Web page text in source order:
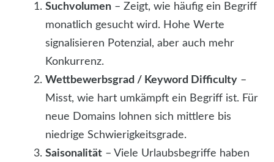
Suchvolumen – Zeigt, wie häufig ein Begriff
monatlich gesucht wird. Hohe Werte
signalisieren Potenzial, aber auch mehr
Konkurrenz.
Wettbewerbsgrad / Keyword Difficulty –
Misst, wie hart umkämpft ein Begriff ist. Für
neue Domains lohnen sich mittlere bis
niedrige Schwierigkeitsgrade.
Saisonalität – Viele Urlaubsbegriffe haben